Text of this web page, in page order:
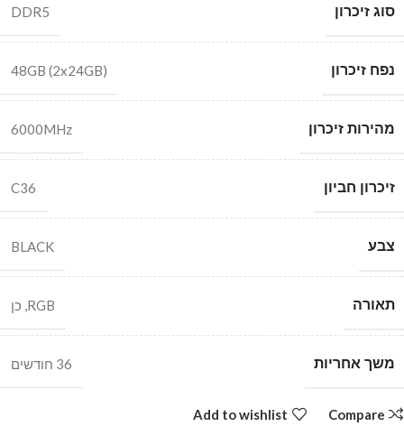
סוג זיכרון DDR5
נפח זיכרון 48GB (2x24GB)
מהירות זיכרון 6000MHz
זיכרון חביון C36
צבע BLACK
תאורה RGB
, כן
משך אחריות 36 חודשים
Compare
Add to wishlist